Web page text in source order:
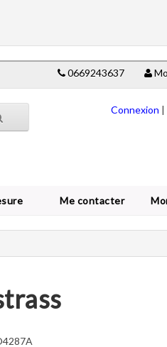
0669243637
Connexion |
Me contacter